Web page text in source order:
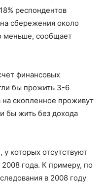
респондентов
сбережения около
меньше, сообщает
финансовых
бы прожить 3-6
на скопленное проживут
бы жить без дохода
которых отсутствуют
года. К примеру, по
в 2008 году